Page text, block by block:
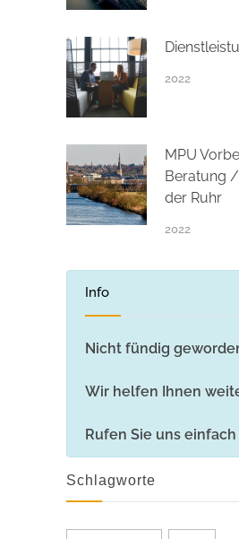
2022
MPU
Beratung
der Ruhr
2022
Info
Nicht fündig
Wir helfen Ihnen
Rufen Sie uns einfach
Schlagworte